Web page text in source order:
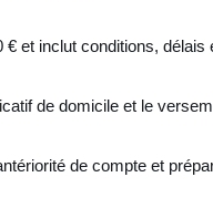
€ et inclut conditions,
de domicile et le
de compte et